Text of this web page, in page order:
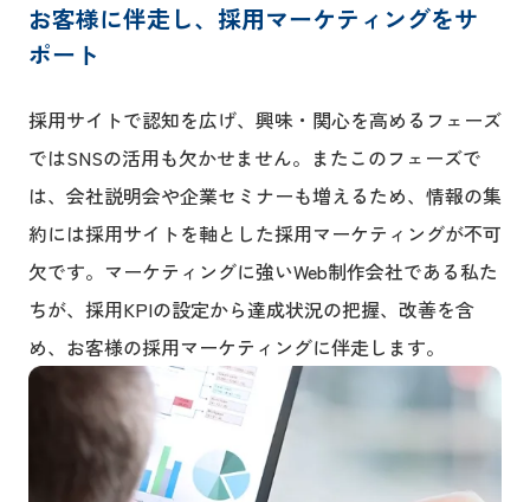
お客様に伴走し、採用マーケティングをサ
ポート
採用サイトで認知を広げ、興味・関心を高めるフェーズ
ではSNSの活用も欠かせません。またこのフェーズで
は、会社説明会や企業セミナーも増えるため、情報の集
約には採用サイトを軸とした採用マーケティングが不可
欠です。マーケティングに強いWeb制作会社である私た
ちが、採用KPIの設定から達成状況の把握、改善を含
め、お客様の採用マーケティングに伴走します。